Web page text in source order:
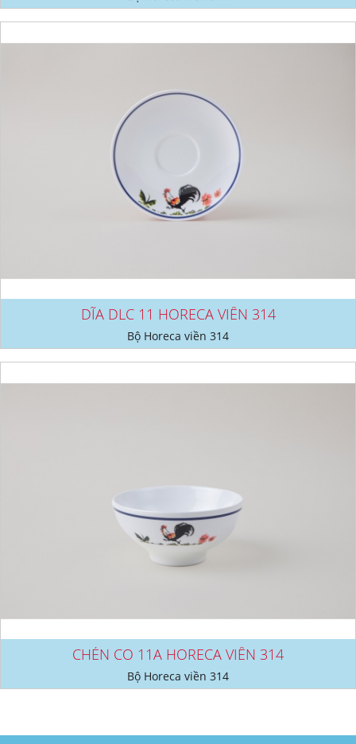
DĨA DLC 11 HORECA VIỀN 314
Bộ Horeca viền 314
CHÉN CO 11A HORECA VIỀN 314
Bộ Horeca viền 314